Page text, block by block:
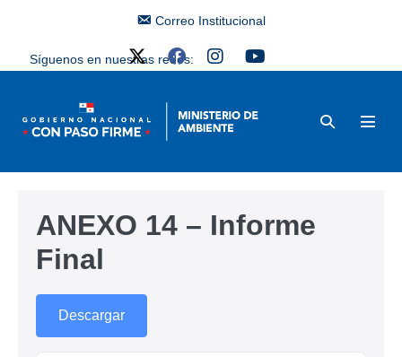
Correo Institucional
Síguenos en nuestras redes:
ANEXO 14 – Informe
Final
Descargar